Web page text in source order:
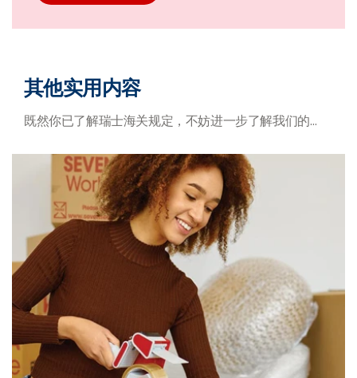
其他实用内容
既然你已了解瑞士海关规定，不妨进一步了解我们的…